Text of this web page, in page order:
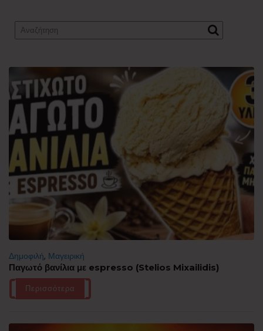
Δημοφιλή, Μαγειρική
Παγωτό βανίλια με espresso (Stelios Mixailidis)
Περισσότερα